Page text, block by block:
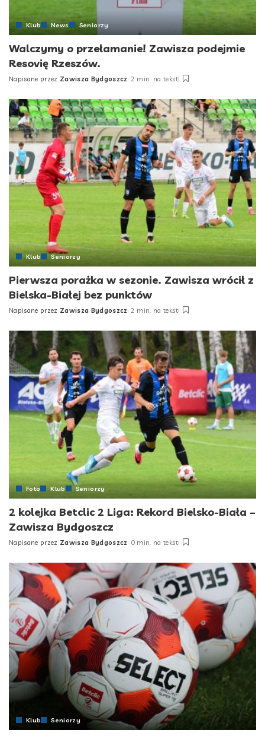
Klub News Seniorzy
Walczymy o przełamanie! Zawisza podejmie
Resovię Rzeszów.
Posted
Napisane przez Zawisza Bydgoszcz 2 min. na tekst
Klub Seniorzy
Pierwsza porażka w sezonie. Zawisza wrócił z
Bielska-Białej bez punktów
Posted
Napisane przez Zawisza Bydgoszcz 2 min. na tekst
Foto Klub Seniorzy
2 kolejka Betclic 2 Liga: Rekord Bielsko-Biała –
Zawisza Bydgoszcz
Posted
Napisane przez Zawisza Bydgoszcz 0 min. na tekst
Klub Seniorzy